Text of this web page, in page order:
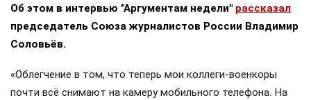
Об этом в интервью "Аргументам недели" рассказал
председатель Союза журналистов России Владимир
Соловьёв.
«Облегчение в том, что теперь мои коллеги-военкоры
почти всё снимают на камеру мобильного телефона. На